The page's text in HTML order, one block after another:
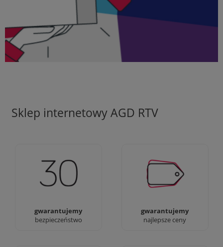
Sklep internetowy AGD RTV
gwarantujemy
bezpieczeństwo
Jesteśmy firmą z 30-
gwarantujemy
najlepsze ceny
Ciężko pracujemy aby
zapewnić najlepsze